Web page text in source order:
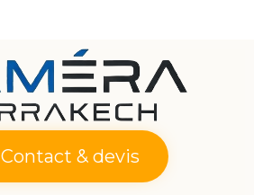
Contact & devis